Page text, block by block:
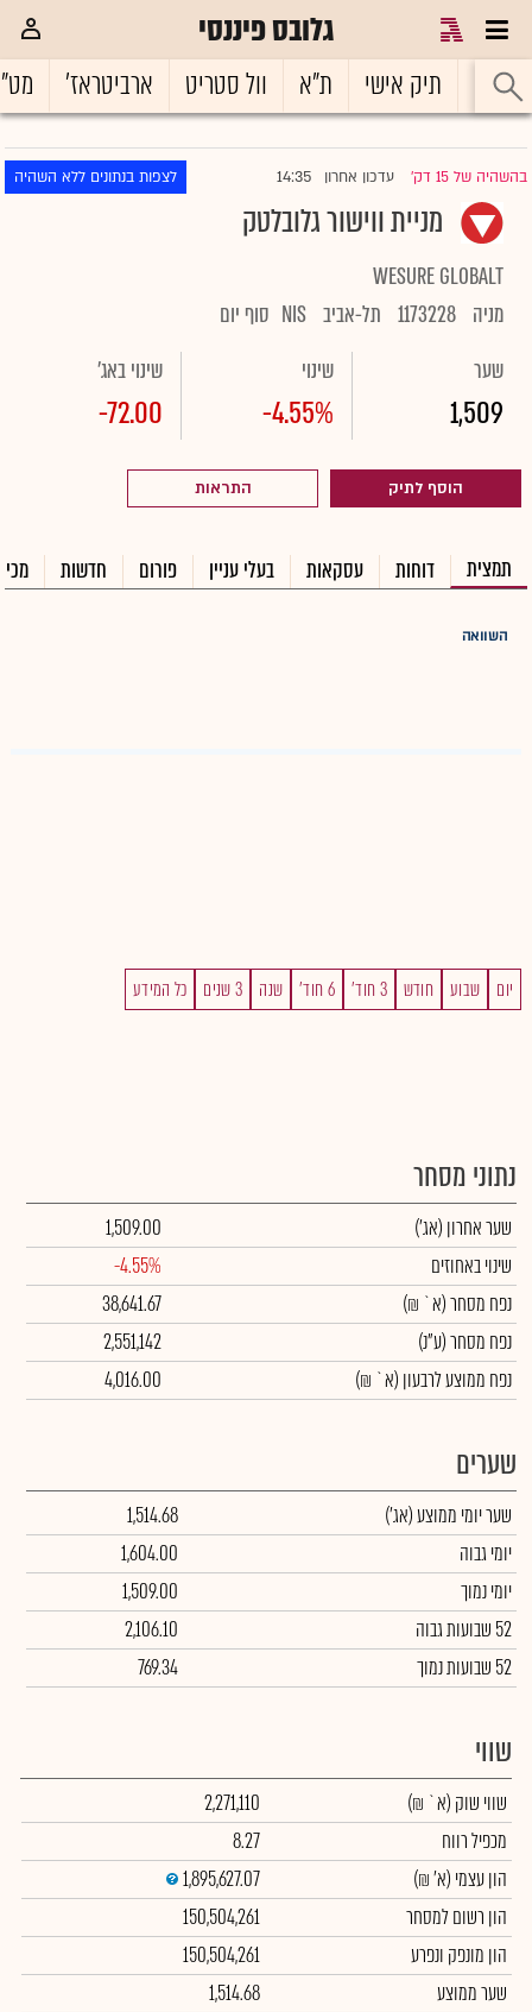
גלובס פיננסי
ראשי תיק אישי ת"א וול סטריט ארביטראז'
בהשהיה של 15 דק' |עדכון אחרון 14:35 לצפות בנתונים ללא השהיה
מניית ווישור גלובלטק
WESURE GLOBALT
מניה 1173228 תל-אביב NIS סוף יום
שער
1,509
שינוי
-4.55%
שינוי באג'
-72.00
הוסף לתיק התראות
תמצית דוחות עסקאות בעלי עניין פורום חדשות
השוואה
יום שבוע חודש 3 חוד' 6 חוד' שנה 3 שנים כל המידע
נתוני מסחר
שער אחרון (אג')
1,509.00
שינוי באחוזים
-4.55%
נפח מסחר(א` ₪)
38,641.67
נפח מסחר(ע"נ)
2,551,142
נפח ממוצע לרבעון (א` ₪)
4,016.00
שערים
שער יומי ממוצע(אג')
1,514.68
יומי גבוה
1,604.00
יומי נמוך
1,509.00
52 שבועות גבוה
2,106.10
52 שבועות נמוך
769.34
שווי
שווי שוק (א` ₪)
2,271,110
מכפיל רווח
8.27
הון עצמי (א' ₪)
1,895,627.07
הון רשום למסחר
150,504,261
הון מונפק ונפרע
150,504,261
שער ממוצע
1,514.68